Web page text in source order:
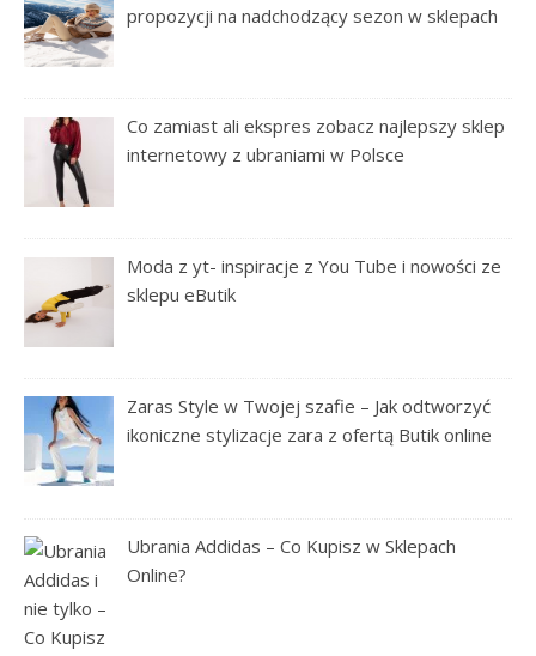
propozycji na nadchodzący sezon w sklepach
Co zamiast ali ekspres zobacz najlepszy sklep
internetowy z ubraniami w Polsce
Moda z yt- inspiracje z You Tube i nowości ze
sklepu eButik
Zaras Style w Twojej szafie – Jak odtworzyć
ikoniczne stylizacje zara z ofertą Butik online
Ubrania Addidas – Co Kupisz w Sklepach
Online?